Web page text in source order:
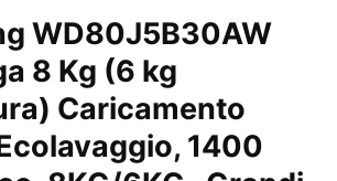
WD80J5B30AW
8 Kg (6 kg
Caricamento
1400